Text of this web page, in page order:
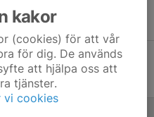
FF Vit
kakor
(cookies) för att vår
för dig. De används
att hjälpa oss att
tjänster.
vi cookies